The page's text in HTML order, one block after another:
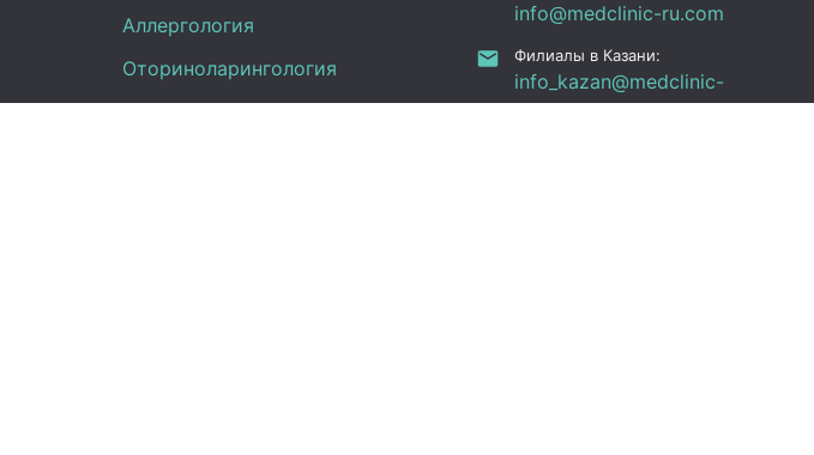
Аллергология
Оториноларингология
info@medclinic-ru.com
Филиалы в Казани:
info_kazan@medclinic-
ru.com